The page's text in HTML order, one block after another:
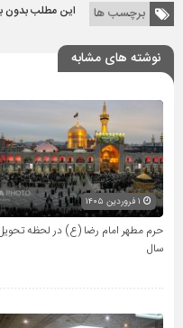
برچسب ها این مطلب بدون
نوشته های مشابه
حرم مطهر امام رضا (ع) در لحظه
سال